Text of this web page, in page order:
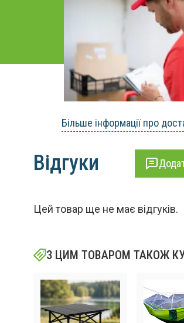
Більше інформації про
Відгуки
Цей товар ще не має відгуків.
З ЦИМ ТОВАРОМ ТАКОЖ